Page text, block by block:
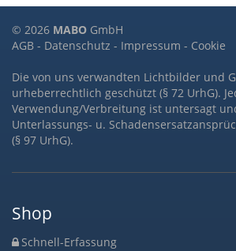
© 2026 MABO GmbH
AGB - Datenschutz - Impressum - Cookie
Die von uns verwandten Lichtbilder und
urheberrechtlich geschützt (§ 72 UrhG).
Verwendung/Verbreitung ist untersagt
Unterlassungs- u.
(§ 97 UrhG).
Shop
Schnell-Erfassung